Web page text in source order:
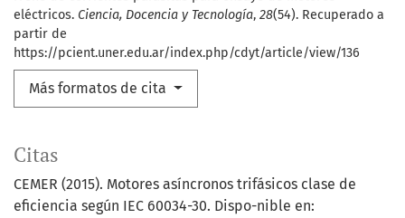
eléctricos. Ciencia, Docencia y Tecnología, 28(54). Recuperado a
partir de
https://pcient.uner.edu.ar/index.php/cdyt/article/view/136
Más formatos de cita
Citas
CEMER (2015). Motores asíncronos trifásicos clase de
eficiencia según IEC 60034-30. Dispo-nible en: